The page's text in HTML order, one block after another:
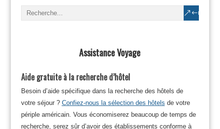
Assistance Voyage
Aide gratuite à la recherche d’hôtel
Besoin d’aide spécifique dans la recherche des hôtels de
votre séjour ? Confiez-nous la sélection des hôtels de votre
périple américain. Vous économiserez beaucoup de temps de
recherche, serez sûr d’avoir des établissements conforme à